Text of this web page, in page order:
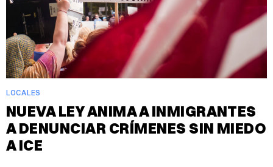
LOCALES
NUEVA LEY ANIMA A INMIGRANTES
A DENUNCIAR CRÍMENES SIN MIEDO
A ICE